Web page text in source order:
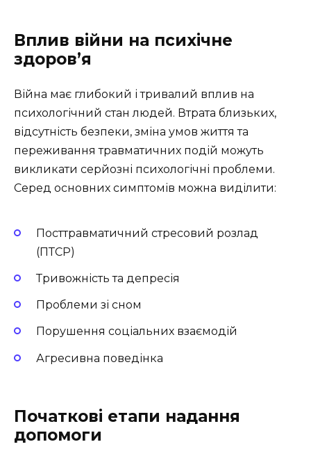
Вплив війни на психічне
здоров’я
Війна має глибокий і тривалий вплив на
психологічний стан людей. Втрата близьких,
відсутність безпеки, зміна умов життя та
переживання травматичних подій можуть
викликати серйозні психологічні проблеми.
Серед основних симптомів можна виділити:
Посттравматичний стресовий розлад
(ПТСР)
Тривожність та депресія
Проблеми зі сном
Порушення соціальних взаємодій
Агресивна поведінка
Початкові етапи надання
допомоги